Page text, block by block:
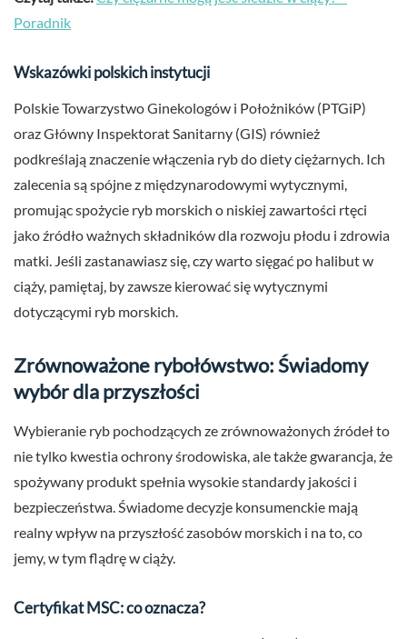
Poradnik
Wskazówki polskich instytucji
Polskie Towarzystwo Ginekologów i Położników (PTGiP)
oraz Główny Inspektorat Sanitarny (GIS) również
podkreślają znaczenie włączenia ryb do diety ciężarnych. Ich
zalecenia są spójne z międzynarodowymi wytycznymi,
promując spożycie ryb morskich o niskiej zawartości rtęci
jako źródło ważnych składników dla rozwoju płodu i zdrowia
matki. Jeśli zastanawiasz się, czy warto sięgać po halibut w
ciąży, pamiętaj, by zawsze kierować się wytycznymi
dotyczącymi ryb morskich.
Zrównoważone rybołówstwo: Świadomy
wybór dla przyszłości
Wybieranie ryb pochodzących ze zrównoważonych źródeł to
nie tylko kwestia ochrony środowiska, ale także gwarancja, że
spożywany produkt spełnia wysokie standardy jakości i
bezpieczeństwa. Świadome decyzje konsumenckie mają
realny wpływ na przyszłość zasobów morskich i na to, co
jemy, w tym flądrę w ciąży.
Certyfikat MSC: co oznacza?